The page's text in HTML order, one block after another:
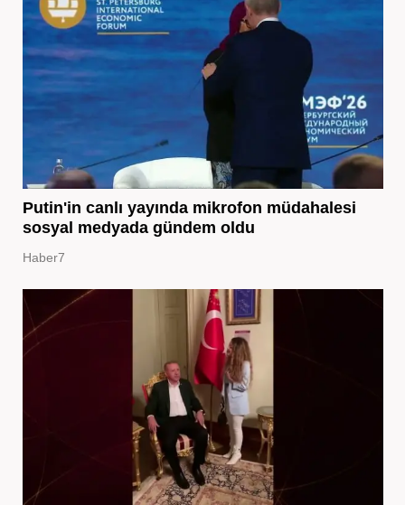
Putin'in canlı yayında mikrofon müdahalesi
sosyal medyada gündem oldu
Haber7